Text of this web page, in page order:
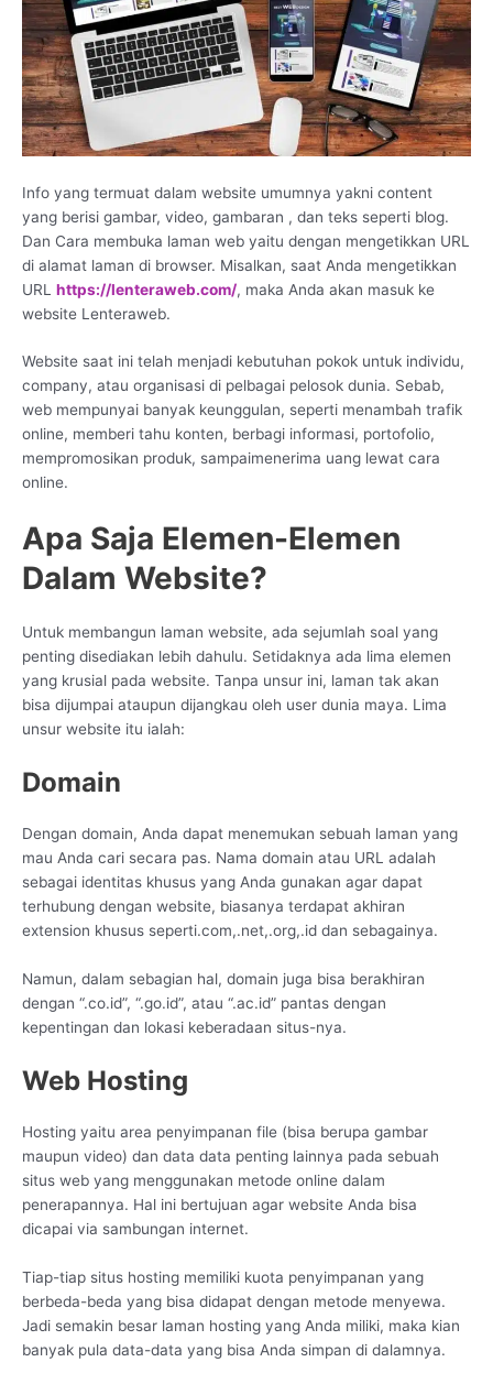
Info yang termuat dalam website umumnya yakni content
yang berisi gambar, video, gambaran , dan teks seperti blog.
Dan Cara membuka laman web yaitu dengan mengetikkan URL
di alamat laman di browser. Misalkan, saat Anda mengetikkan
URL https://lenteraweb.com/, maka Anda akan masuk ke
website Lenteraweb.
Website saat ini telah menjadi kebutuhan pokok untuk individu,
company, atau organisasi di pelbagai pelosok dunia. Sebab,
web mempunyai banyak keunggulan, seperti menambah trafik
online, memberi tahu konten, berbagi informasi, portofolio,
mempromosikan produk, sampaimenerima uang lewat cara
online.
Apa Saja Elemen-Elemen
Dalam Website?
Untuk membangun laman website, ada sejumlah soal yang
penting disediakan lebih dahulu. Setidaknya ada lima elemen
yang krusial pada website. Tanpa unsur ini, laman tak akan
bisa dijumpai ataupun dijangkau oleh user dunia maya. Lima
unsur website itu ialah:
Domain
Dengan domain, Anda dapat menemukan sebuah laman yang
mau Anda cari secara pas. Nama domain atau URL adalah
sebagai identitas khusus yang Anda gunakan agar dapat
terhubung dengan website, biasanya terdapat akhiran
extension khusus seperti.com,.net,.org,.id dan sebagainya.
Namun, dalam sebagian hal, domain juga bisa berakhiran
dengan “.co.id”, “.go.id”, atau “.ac.id” pantas dengan
kepentingan dan lokasi keberadaan situs-nya.
Web Hosting
Hosting yaitu area penyimpanan file (bisa berupa gambar
maupun video) dan data data penting lainnya pada sebuah
situs web yang menggunakan metode online dalam
penerapannya. Hal ini bertujuan agar website Anda bisa
dicapai via sambungan internet.
Tiap-tiap situs hosting memiliki kuota penyimpanan yang
berbeda-beda yang bisa didapat dengan metode menyewa.
Jadi semakin besar laman hosting yang Anda miliki, maka kian
banyak pula data-data yang bisa Anda simpan di dalamnya.